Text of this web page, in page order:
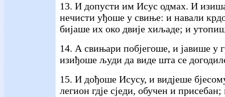
13. И допусти им Исус одмах. И
нечисти уђоше у свиње: и навали
бијаше их око двије хиљаде; и
14. А свињари побјегоше, и јавише у
изиђоше људи да виде шта се
15. И дођоше Исусу, и видјеше
легион гдје сједи, обучен и